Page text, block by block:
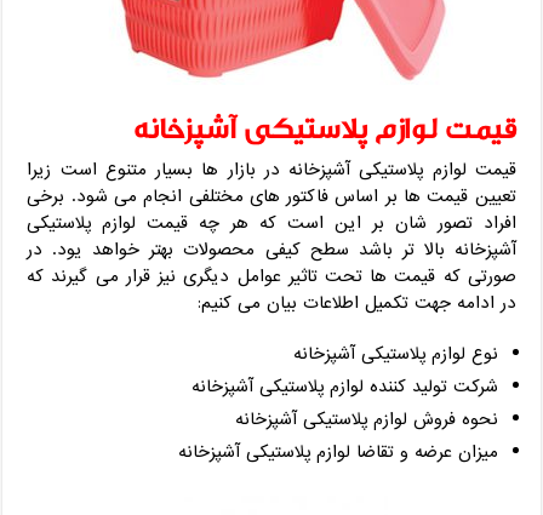
قیمت لوازم پلاستیکی آشپزخانه
قیمت لوازم پلاستیکی آشپزخانه در بازار ها بسیار متنوع است زیرا
تعیین قیمت ها بر اساس فاکتور های مختلفی انجام می شود. برخی
افراد تصور شان بر این است که هر چه قیمت لوازم پلاستیکی
آشپزخانه بالا تر باشد سطح کیفی محصولات بهتر خواهد یود. در
صورتی که قیمت ها تحت تاثیر عوامل دیگری نیز قرار می گیرند که
در ادامه جهت تکمیل اطلاعات بیان می کنیم:
نوع لوازم پلاستیکی آشپزخانه
شرکت تولید کننده لوازم پلاستیکی آشپزخانه
نحوه فروش لوازم پلاستیکی آشپزخانه
میزان عرضه و تقاضا لوازم پلاستیکی آشپزخانه